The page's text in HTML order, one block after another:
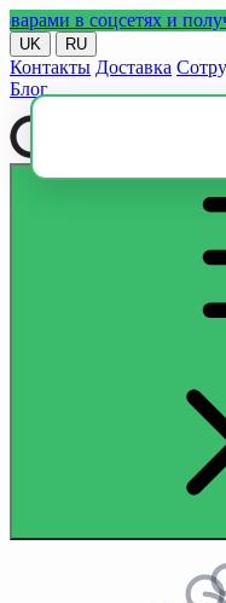
в соцсетях и
UK RU
Контакты Доставка
Блог